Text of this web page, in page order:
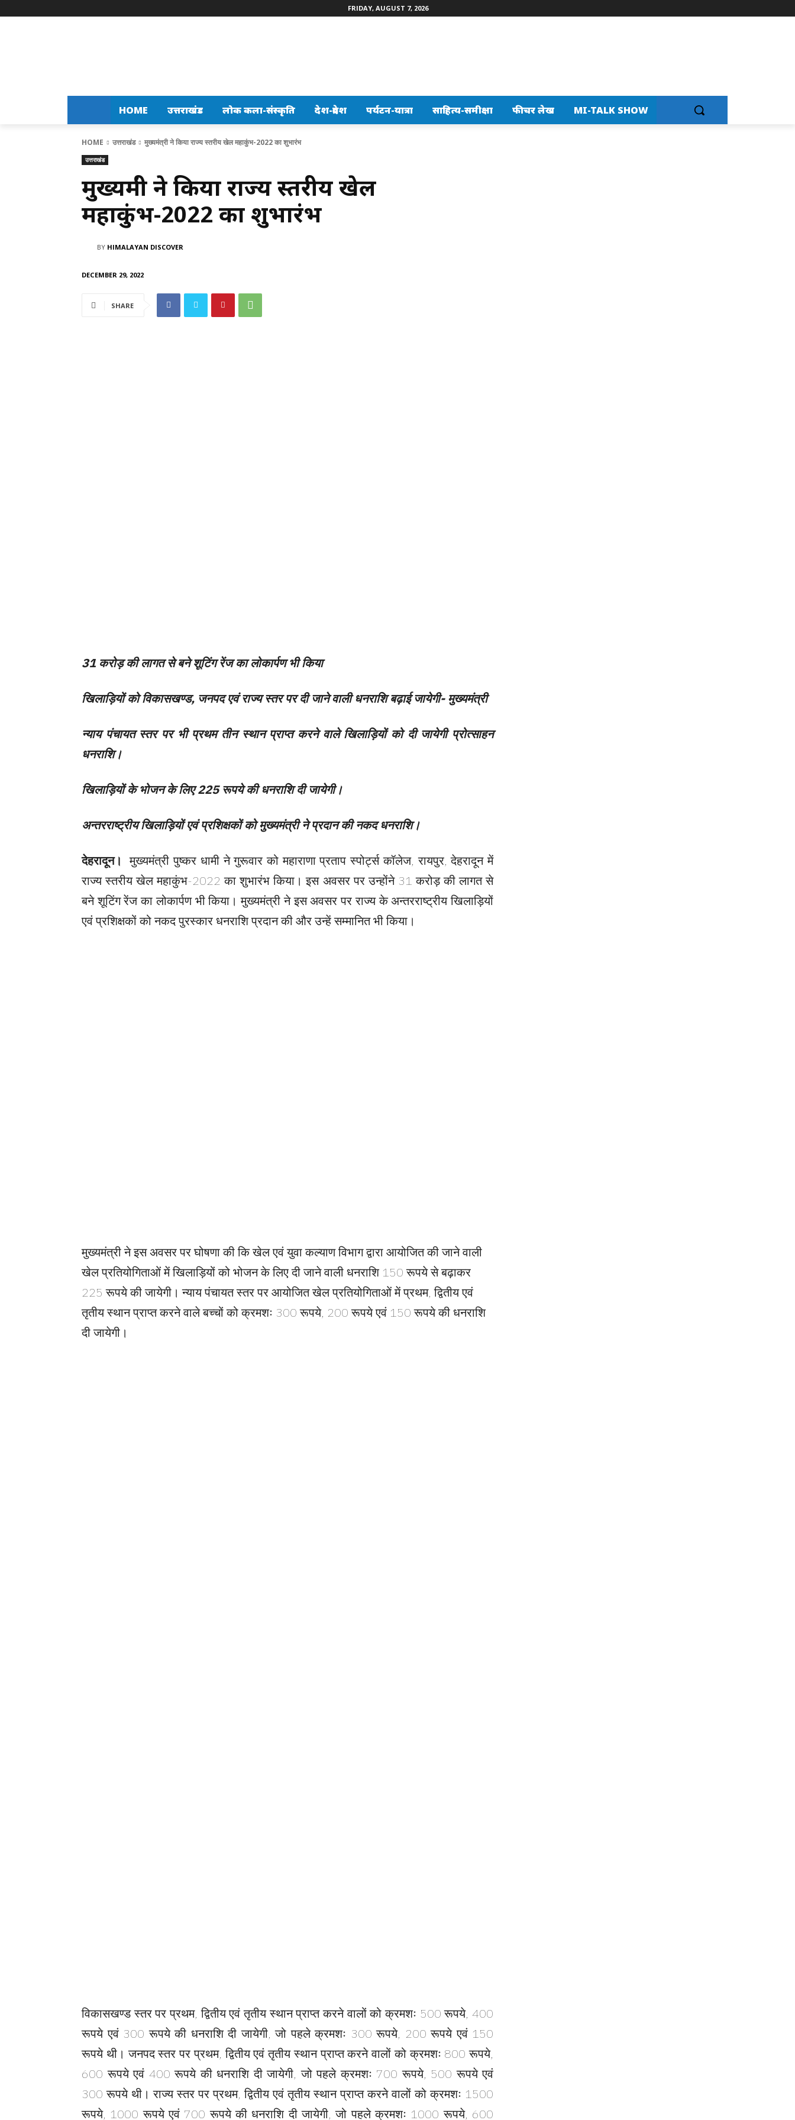
FRIDAY, AUGUST 7, 2026
HOME उत्तराखंड लोक कला-संस्कृति देश-प्रदेश पर्यटन-यात्रा साहित्य-समीक्षा फीचर लेख MI-TALK SHOW
HOME उत्तराखंड मुख्यमंत्री ने किया राज्य स्तरीय खेल महाकुंभ-2022 का शुभारंभ
उत्तराखंड
मुख्यमंत्री ने किया राज्य स्तरीय खेल
महाकुंभ-2022 का शुभारंभ
BY HIMALAYAN DISCOVER
DECEMBER 29, 2022
SHARE
31 करोड़ की लागत से बने शूटिंग रेंज का लोकार्पण भी किया
खिलाड़ियों को विकासखण्ड, जनपद एवं राज्य स्तर पर दी जाने वाली धनराशि बढ़ाई जायेगी- मुख्यमंत्री
न्याय पंचायत स्तर पर भी प्रथम तीन स्थान प्राप्त करने वाले खिलाड़ियों को दी जायेगी प्रोत्साहन
धनराशि।
खिलाड़ियों के भोजन के लिए 225 रूपये की धनराशि दी जायेगी।
अन्तरराष्ट्रीय खिलाड़ियों एवं प्रशिक्षकों को मुख्यमंत्री ने प्रदान की नकद धनराशि।
देहरादून। मुख्यमंत्री पुष्कर धामी ने गुरूवार को महाराणा प्रताप स्पोर्ट्स कॉलेज, रायपुर, देहरादून में
राज्य स्तरीय खेल महाकुंभ-2022 का शुभारंभ किया। इस अवसर पर उन्होंने 31 करोड़ की लागत से
बने शूटिंग रेंज का लोकार्पण भी किया। मुख्यमंत्री ने इस अवसर पर राज्य के अन्तरराष्ट्रीय खिलाड़ियों
एवं प्रशिक्षकों को नकद पुरस्कार धनराशि प्रदान की और उन्हें सम्मानित भी किया।
मुख्यमंत्री ने इस अवसर पर घोषणा की कि खेल एवं युवा कल्याण विभाग द्वारा आयोजित की जाने वाली
खेल प्रतियोगिताओं में खिलाड़ियों को भोजन के लिए दी जाने वाली धनराशि 150 रूपये से बढ़ाकर
225 रूपये की जायेगी। न्याय पंचायत स्तर पर आयोजित खेल प्रतियोगिताओं में प्रथम, द्वितीय एवं
तृतीय स्थान प्राप्त करने वाले बच्चों को क्रमशः 300 रूपये, 200 रूपये एवं 150 रूपये की धनराशि
दी जायेगी।
विकासखण्ड स्तर पर प्रथम, द्वितीय एवं तृतीय स्थान प्राप्त करने वालों को क्रमशः 500 रूपये, 400
रूपये एवं 300 रूपये की धनराशि दी जायेगी, जो पहले क्रमशः 300 रूपये, 200 रूपये एवं 150
रूपये थी। जनपद स्तर पर प्रथम, द्वितीय एवं तृतीय स्थान प्राप्त करने वालों को क्रमशः 800 रूपये,
600 रूपये एवं 400 रूपये की धनराशि दी जायेगी, जो पहले क्रमशः 700 रूपये, 500 रूपये एवं
300 रूपये थी। राज्य स्तर पर प्रथम, द्वितीय एवं तृतीय स्थान प्राप्त करने वालों को क्रमशः 1500
रूपये, 1000 रूपये एवं 700 रूपये की धनराशि दी जायेगी, जो पहले क्रमशः 1000 रूपये, 600